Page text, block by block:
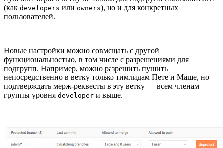
(как developers или owners), но и для конкретных
пользователей.
Новые настройки можно совмещать с другой
функциональностью, в том числе с разрешениями для
подгрупп. Например, можно разрешить пушить
непосредственно в ветку только тимлидам Пете и Маше, но
подтверждать мерж-реквесты в эту ветку — всем членам
группы уровня developer и выше.